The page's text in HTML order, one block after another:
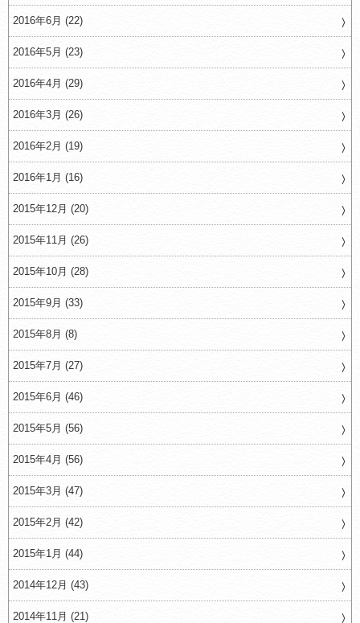
2016年6月 (22)
2016年5月 (23)
2016年4月 (29)
2016年3月 (26)
2016年2月 (19)
2016年1月 (16)
2015年12月 (20)
2015年11月 (26)
2015年10月 (28)
2015年9月 (33)
2015年8月 (8)
2015年7月 (27)
2015年6月 (46)
2015年5月 (56)
2015年4月 (56)
2015年3月 (47)
2015年2月 (42)
2015年1月 (44)
2014年12月 (43)
2014年11月 (21)